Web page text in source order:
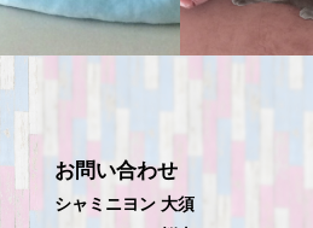
お問い合わせ
シャミニヨン 大須